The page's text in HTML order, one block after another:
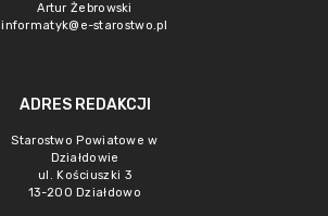
Artur Żebrowski
informatyk@e-starostwo.pl
ADRES REDAKCJI
Starostwo Powiatowe w
Działdowie
ul. Kościuszki 3
13-200 Działdowo